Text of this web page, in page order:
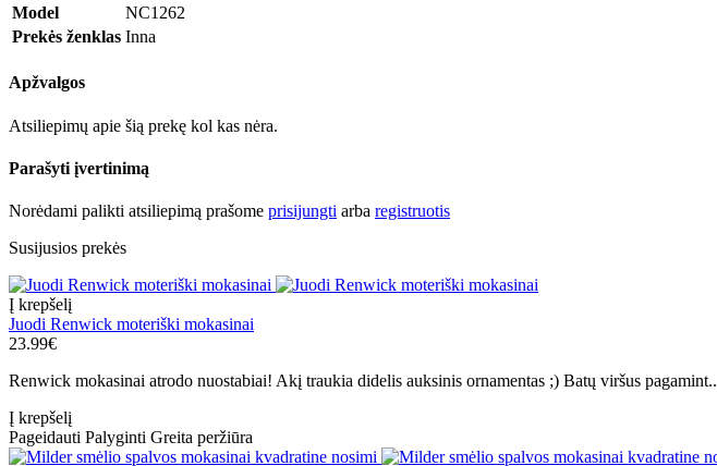
Model
NC1262
Prekės ženklas Inna
Apžvalgos
Atsiliepimų apie šią prekę kol kas nėra.
Parašyti įvertinimą
Norėdami palikti atsiliepimą prašome prisijungti arba registruotis
Susijusios prekės
Į krepšelį
Juodi Renwick moteriški mokasinai
23.99€
Renwick mokasinai atrodo nuostabiai! Akį traukia didelis auksinis ornamentas ;) Batų viršus pagamint..
Į krepšelį
Pageidauti Palyginti Greita peržiūra